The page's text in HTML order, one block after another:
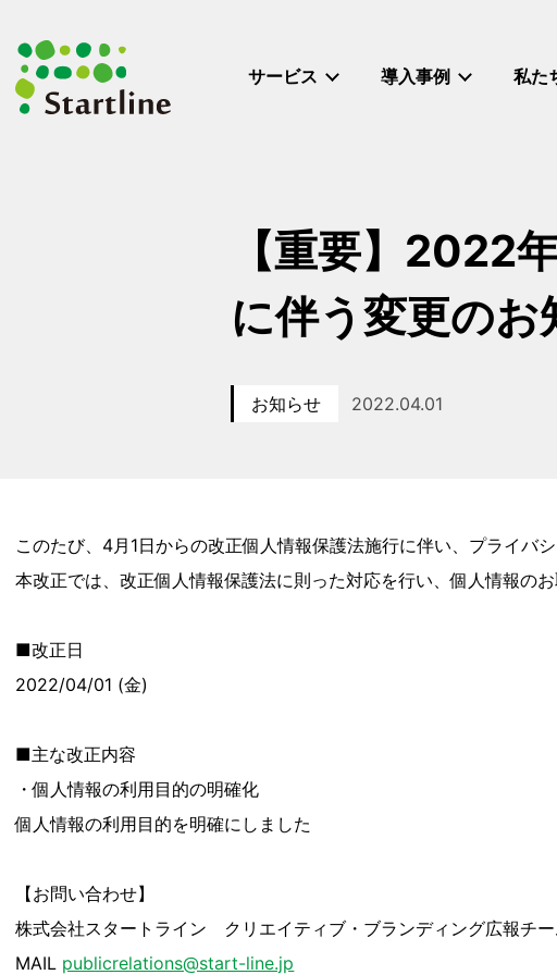
コ
サービス 導入事例 私た
【重要】2022
に伴う変更のお
カテゴリー
お知らせ
投稿日
2022.04.01
このたび、4月1日からの改正個人情報保護法施行に伴い、プライバ
本改正では、改正個人情報保護法に則った対応を行い、個人情報の
■改正日
2022/04/01 (金)
■主な改正内容
・個人情報の利用目的の明確化
個人情報の利用目的を明確にしました
【お問い合わせ】
株式会社スタートライン クリエイティブ・ブランディング広報チ
MAIL publicrelations@start-line.jp